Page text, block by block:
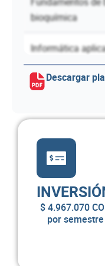
bioquímica
Informática
Técnicas de
incendios
Total semestre
Semestre II
ASIGNATURA
Descargar
$ 4.967.070
por semestre